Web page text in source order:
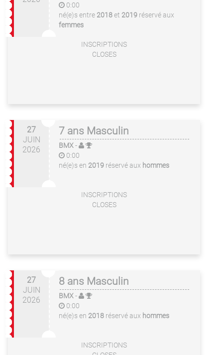
0:00
né(e)s entre 2018et 2019 réservé aux
femmes
INSCRIPTIONS
CLOSES
27
JUIN
2026
7 ans Masculin
BMX-
0:00
né(e)s en 2019 réservé aux hommes
INSCRIPTIONS
CLOSES
27
JUIN
2026
8 ans Masculin
BMX-
0:00
né(e)s en 2018 réservé aux hommes
INSCRIPTIONS